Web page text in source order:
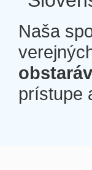
Naša
prístupe